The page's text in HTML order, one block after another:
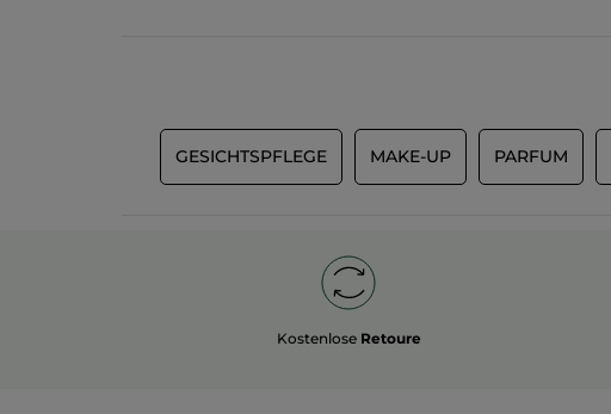
GESICHTSPFLEGE MAKE-UP PARFUM
Kostenlose Retoure